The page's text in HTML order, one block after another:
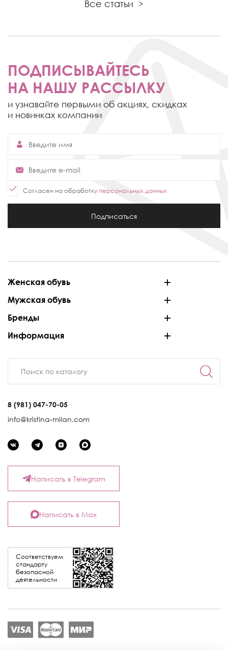
Все статьи >
ПОДПИСЫВАЙТЕСЬ
НА НАШУ РАССЫЛКУ
и узнавайте первыми об акциях, скидках
и новинках компании
Согласен на обработку персональных данных
Подписаться
Женская обувь
Мужская обувь
Бренды
Информация
8 (981) 047-70-05
info@kristina-milan.com
Соответствуем
стандарту
безопасной
деятельности
Написать в Telegram
Написать в Max